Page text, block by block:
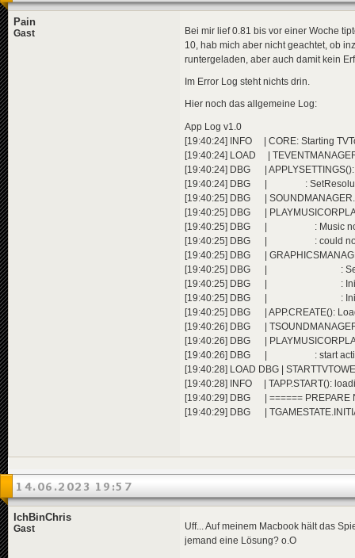
Pain
Gast
Bei mir lief 0.81 bis vor einer Woche
10, hab mich aber nicht geachtet, ob
runtergeladen, aber auch damit kein
Im Error Log steht nichts drin.
Hier noch das allgemeine Log:
App Log v1.0
[19:40:24] INFO | CORE: Starting
[19:40:24] LOAD |
[19:40:24] DBG |
[19:40:24] DBG | :
[19:40:25] DBG |
[19:40:25] DBG |
[19:40:25] DBG | : Music not
[19:40:25] DBG | : could not start
[19:40:25] DBG |
[19:40:25] DBG | :
[19:40:25] DBG | : Initialized
[19:40:25] DBG | : Initialized
[19:40:25] DBG | APP.CREATE():
[19:40:26] DBG |
[19:40:26] DBG |
[19:40:26] DBG | : start
[19:40:28] LOAD DBG |
[19:40:28] INFO | TAPP.START():
[19:40:29] DBG | ====== PREPARE
[19:40:29] DBG |
14.06.2023 19:57
IchBinChris
Gast
Uff... Auf meinem Macbook hält das
jemand eine Lösung? o.O